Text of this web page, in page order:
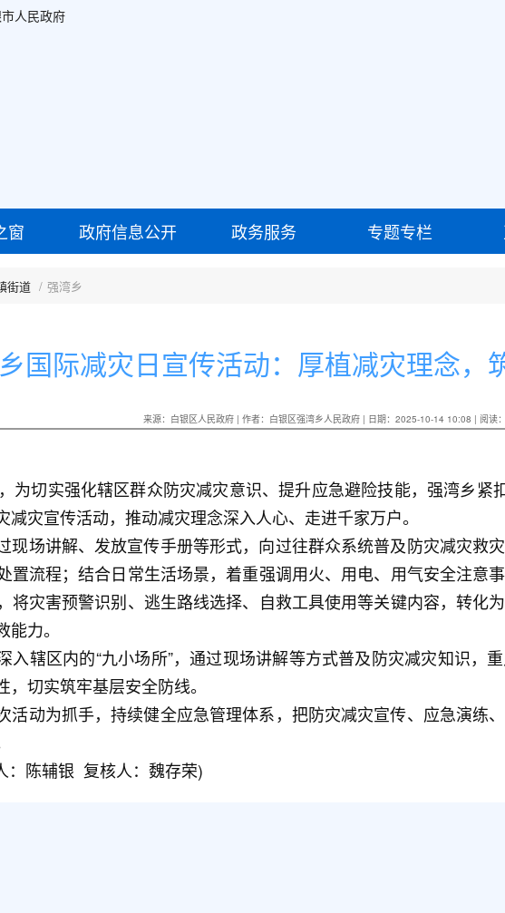
人民政府
窗 政府信息公开 政务服务 专题专栏
街道 强湾乡
国际减灾日宣传活动：厚植减灾理念，
来源：白银区人民政府 | 作者：白银区强湾乡人民政府 | 日期：2025-10-14 10:08 | 阅读：
为切实强化辖区群众防灾减灾意识、提升应急避险技能，强湾乡紧
灾宣传活动，推动减灾理念深入人心、走进千家万户。
现场讲解、发放宣传手册等形式，向过往群众系统普及防灾减灾救
置流程；结合日常生活场景，着重强调用火、用电、用气安全注意
将灾害预警识别、逃生路线选择、自救工具使用等关键内容，转化
力。
入辖区内的“九小场所”，通过现场讲解等方式普及防灾减灾知识，
切实筑牢基层安全防线。
活动为抓手，持续健全应急管理体系，把防灾减灾宣传、应急演练
：陈辅银 复核人：魏存荣)